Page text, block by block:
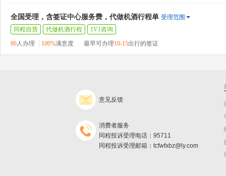
全国受理，含签证中心服务费，代做机酒行程单 受理范围
同程自营
代做机酒行程
1V1咨询
86人办理 100%满意度 最早可办理10-15出行的签证
意见反馈
消费者服务
同程投诉受理电话：95711
同程投诉受理邮箱：tcfwfxbz@ly.com